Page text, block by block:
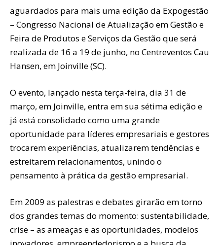
aguardados para mais uma edição da Expogestão
– Congresso Nacional de Atualização em Gestão e
Feira de Produtos e Serviços da Gestão que será
realizada de 16 a 19 de junho, no Centreventos Cau
Hansen, em Joinville (SC).
O evento, lançado nesta terça-feira, dia 31 de
março, em Joinville, entra em sua sétima edição e
já está consolidado como uma grande
oportunidade para líderes empresariais e gestores
trocarem experiências, atualizarem tendências e
estreitarem relacionamentos, unindo o
pensamento à prática da gestão empresarial.
Em 2009 as palestras e debates girarão em torno
dos grandes temas do momento: sustentabilidade,
crise – as ameaças e as oportunidades, modelos